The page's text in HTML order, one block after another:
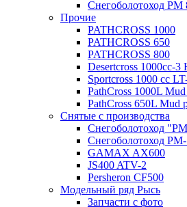
Снегоболотоход РМ
Прочие
PATHCROSS 1000
PATHCROSS 650
PATHCROSS 800
Desertcross 1000cc-3
Sportcross 1000 cc
PathCross 1000L
PathCross 650L Mud
Снятые с производства
Снегоболотоход
Снегоболотоход
GAMAX AX600
JS400 ATV-2
Persheron CF500
Модельный ряд Рысь
Запчасти с фото